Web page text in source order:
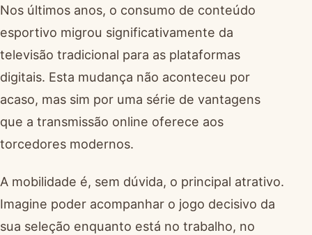
Nos últimos anos, o consumo de conteúdo
esportivo migrou significativamente da
televisão tradicional para as plataformas
digitais. Esta mudança não aconteceu por
acaso, mas sim por uma série de vantagens
que a transmissão online oferece aos
torcedores modernos.
A mobilidade é, sem dúvida, o principal atrativo.
Imagine poder acompanhar o jogo decisivo da
sua seleção enquanto está no trabalho, no